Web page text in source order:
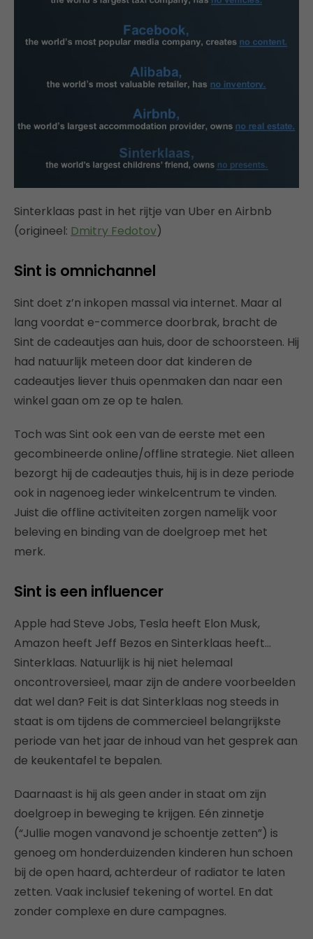
Sinterklaas past in het rijtje van Uber en Airbnb
(origineel: Dmitry Fedotov)
Sint is omnichannel
Sint doet z’n inkopen massal via internet. Maar al
lang voordat e-commerce doorbrak, bracht de
Sint de cadeautjes aan huis, door de schoorsteen. Hij
had natuurlijk meteen door dat kinderen de
cadeautjes liever thuis openmaken dan naar een
winkel gaan om ze op te halen.
Toch was Sint ook een van de eerste met een
gecombineerde online/offline strategie. Niet alleen
bezorgt hij de cadeautjes thuis, hij is in deze periode
ook in nagenoeg ieder winkelcentrum te vinden.
Juist die offline activiteiten zorgen namelijk voor
beleving en binding van de doelgroep met het
merk.
Sint is een influencer
Apple had Steve Jobs, Tesla heeft Elon Musk,
Amazon heeft Jeff Bezos en Sinterklaas heeft…
Sinterklaas. Natuurlijk is hij niet helemaal
oncontroversieel, maar zijn de andere voorbeelden
dat wel dan? Feit is dat Sinterklaas nog steeds in
staat is om tijdens de commercieel belangrijkste
periode van het jaar de inhoud van het gesprek aan
de keukentafel te bepalen.
Daarnaast is hij als geen ander in staat om zijn
doelgroep in beweging te krijgen. Eén zinnetje
(“Jullie mogen vanavond je schoentje zetten”) is
genoeg om honderduizenden kinderen hun schoen
bij de open haard, achterdeur of radiator te laten
zetten. Vaak inclusief tekening of wortel. En dat
zonder complexe en dure campagnes.